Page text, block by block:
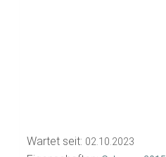
Wartet seit: 02.10.2023